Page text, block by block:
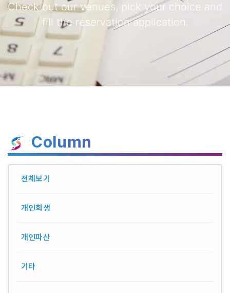
Check out our venues, pick your choice and
fill the reservation application.
Column
전체보기
개인회생
개인파산
기타